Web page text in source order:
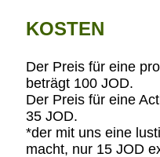
KOSTEN
Der Preis für eine
beträgt 100 JOD.
Der Preis für eine
35 JOD.
*der mit uns eine
macht, nur 15 JOD